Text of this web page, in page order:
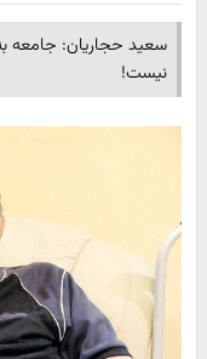
سعید حجاریان: جامعه
نیست!